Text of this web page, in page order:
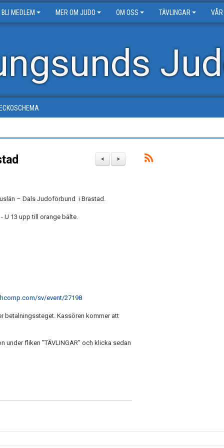
BLI MEDLEM MER OM JUDO OM OSS TÄVLINGAR
>
<
– Dals Judoförbund i Brastad.
U 13 upp till orange bälte.
sv/event/27198
betalningssteget. Kassören kommer att
under fliken "TÄVLINGAR" och klicka sedan